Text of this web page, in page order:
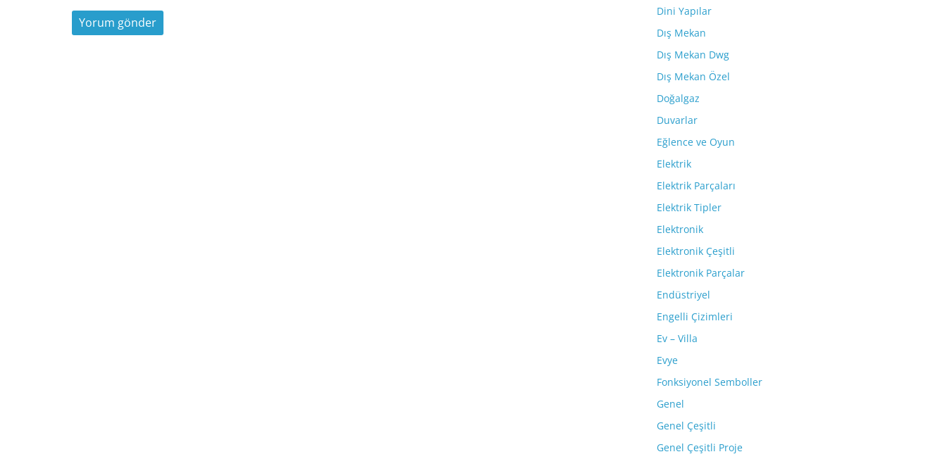
Dini Yapılar
Dış Mekan
Dış Mekan Dwg
Dış Mekan Özel
Doğalgaz
Duvarlar
Eğlence ve Oyun
Elektrik
Elektrik Parçaları
Elektrik Tipler
Elektronik
Elektronik Çeşitli
Elektronik Parçalar
Endüstriyel
Engelli Çizimleri
Ev – Villa
Evye
Fonksiyonel Semboller
Genel
Genel Çeşitli
Genel Çeşitli Proje